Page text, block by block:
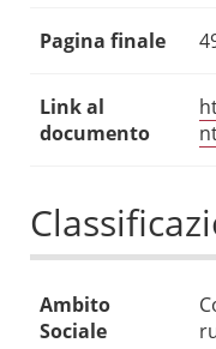
Pagina finale
Link al
documento
Ambito
Sociale